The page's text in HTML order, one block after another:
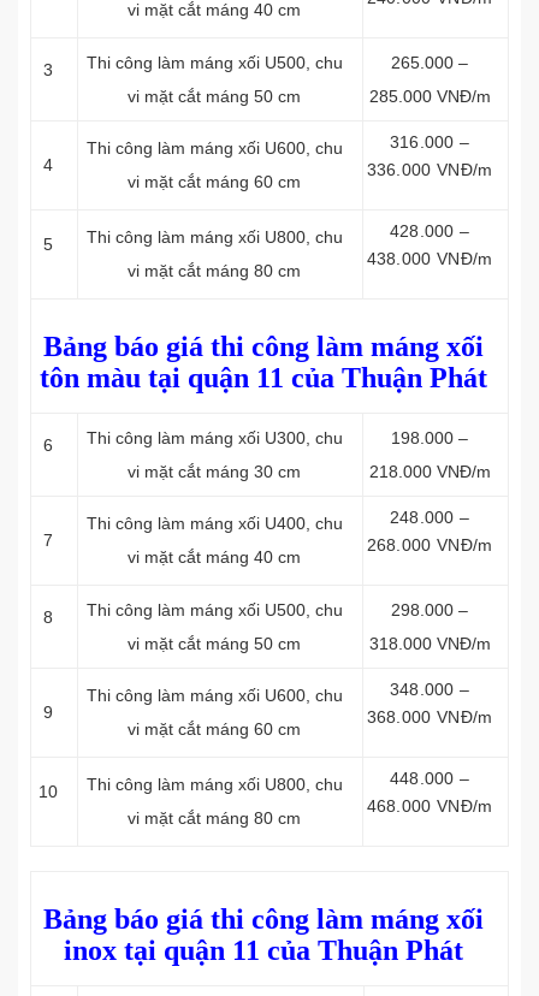
vi mặt cắt máng 40 cm
3 Thi công làm máng xối U500, chu
vi mặt cắt máng 50 cm
265.000 –
285.000 VNĐ/m
4
Thi công làm máng xối U600, chu
vi mặt cắt máng 60 cm
316.000 –
336.000 VNĐ/m
5 Thi công làm máng xối U800, chu
vi mặt cắt máng 80 cm
428.000 –
438.000 VNĐ/m
Bảng báo giá thi công làm máng xối
tôn màu tại quận 11 của Thuận Phát
6 Thi công làm máng xối U300, chu
vi mặt cắt máng 30 cm
198.000 –
218.000 VNĐ/m
7
Thi công làm máng xối U400, chu
vi mặt cắt máng 40 cm
248.000 –
268.000 VNĐ/m
8 Thi công làm máng xối U500, chu
vi mặt cắt máng 50 cm
298.000 –
318.000 VNĐ/m
9
Thi công làm máng xối U600, chu
vi mặt cắt máng 60 cm
348.000 –
368.000 VNĐ/m
10 Thi công làm máng xối U800, chu
vi mặt cắt máng 80 cm
448.000 –
468.000 VNĐ/m
Bảng báo giá thi công làm máng xối
inox tại quận 11 của Thuận Phát